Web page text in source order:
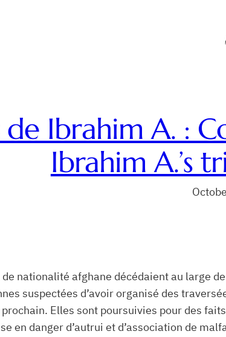
de Ibrahim A. :
Ibrahim A.’s
nationalité afghane décédaient au large
suspectées d’avoir organisé des
Elles sont poursuivies pour des
en danger d’autrui et d’association de